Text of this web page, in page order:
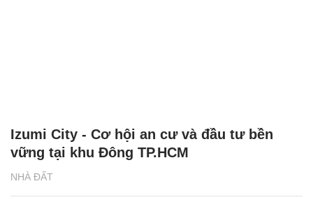
NHÀ ĐẤT
Izumi City - Cơ hội an cư và đầu tư bền
vững tại khu Đông TP.HCM